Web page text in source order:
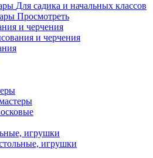
Для садика и начальных классов
Просмотреть
и черчения
и черчения
игрушки
игрушки